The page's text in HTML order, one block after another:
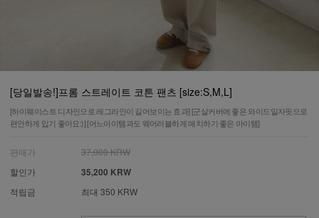
[당일발송!]프롬 스트레이트 코튼 팬츠 [size:S,M,L]
[하이웨이스트 디자인으로 레그라인이 길어보이는 효과] [군살커버에 좋은 와이드일자핏으로
편안하게 입기 좋아요:)] [어느아이템과도 웨어러블하게 매치하기 좋은 아이템]
판매가
37,000 KRW
할인가
35,200 KRW
적립금 최대 350 KRW